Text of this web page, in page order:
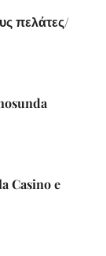
πελάτες/
Casino e